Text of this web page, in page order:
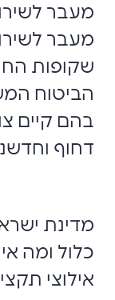
מעבר
מעבר
שקופות
הביטוח
בהם קיים
דחוף
מדינת
כלול ומה
אילוצי